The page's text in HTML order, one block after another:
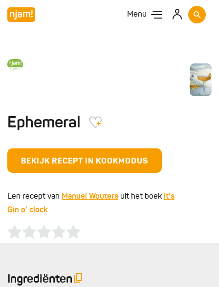
Menu
Ephemeral
BEKIJK RECEPT IN KOOKMODUS
Een recept van Manuel Wouters uit het boek It’s
Gin o’ clock
Ingrediënten